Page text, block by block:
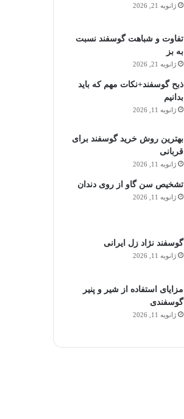
ژانویه 21, 2026
تفاوت و شباهت گوسفند نسبت
به بز
ژانویه 21, 2026
ذبح گوسفند+نکات مهم که باید
بدانیم
ژانویه 11, 2026
بهترین روش خرید گوسفند برای
قربانی
ژانویه 11, 2026
تشخیص سن گاو از روی دندان
ژانویه 11, 2026
گوسفند نژاد زل ایرانی
ژانویه 11, 2026
مزایای استفاده از شیر و پنیر
گوسفندی
ژانویه 11, 2026